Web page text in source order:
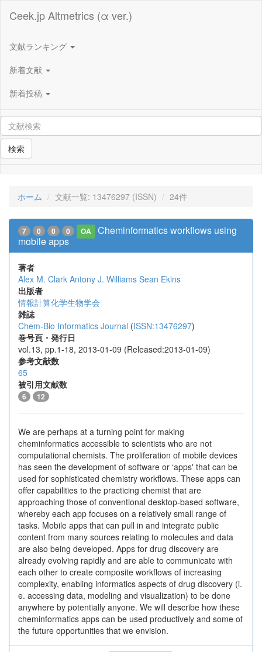
Ceek.jp Altmetrics (α ver.)
文献ランキング
新着文献
新着投稿
検索
ホーム 文献一覧: 13476297 (ISSN) 24件
7 0 0 0 OA
Cheminformatics workflows using
mobile apps
著者
Alex M. Clark Antony J. Williams Sean Ekins
出版者
情報計算化学生物学会
雑誌
Chem-Bio Informatics Journal (ISSN:13476297)
巻号頁・発行日
vol.13, pp.1-18, 2013-01-09 (Released:2013-01-09)
参考文献数
65
被引用文献数
6 12
We are perhaps at a turning point for making
cheminformatics accessible to scientists who are not
computational chemists. The proliferation of mobile devices
has seen the development of software or ‘apps' that can be
used for sophisticated chemistry workflows. These apps can
offer capabilities to the practicing chemist that are
approaching those of conventional desktop-based software,
whereby each app focuses on a relatively small range of
tasks. Mobile apps that can pull in and integrate public
content from many sources relating to molecules and data
are also being developed. Apps for drug discovery are
already evolving rapidly and are able to communicate with
each other to create composite workflows of increasing
complexity, enabling informatics aspects of drug discovery (i.
e. accessing data, modeling and visualization) to be done
anywhere by potentially anyone. We will describe how these
cheminformatics apps can be used productively and some of
the future opportunities that we envision.